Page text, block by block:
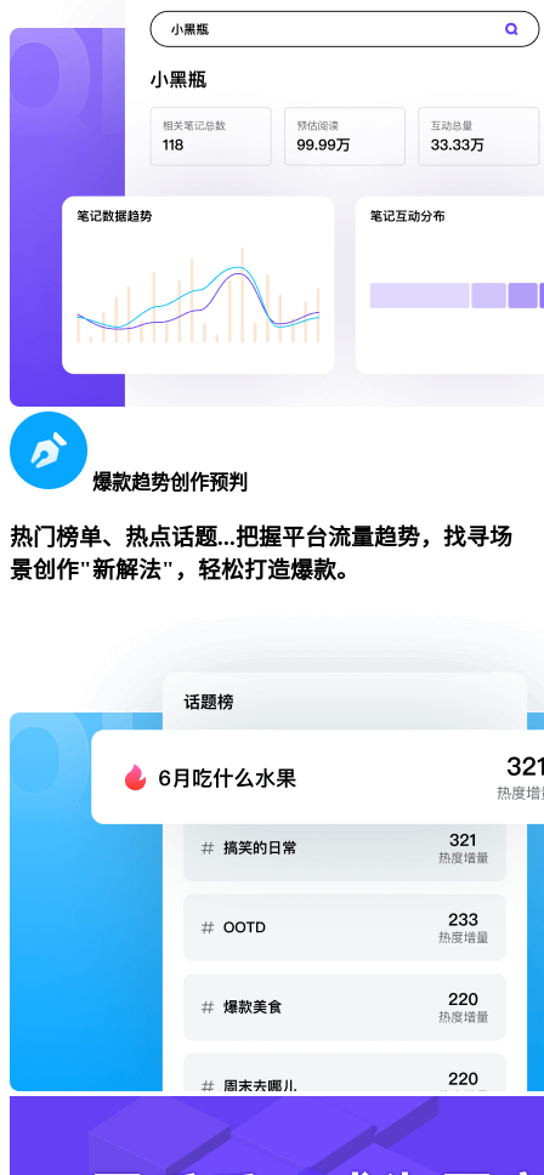
爆款趋势创作预判
热门榜单、热点话题...把握平台流量趋势，找寻场
景创作"新解法"，轻松打造爆款。